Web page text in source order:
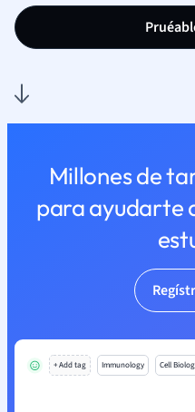
Millones de
para ayudarte
+ Add tag Immunology Cell